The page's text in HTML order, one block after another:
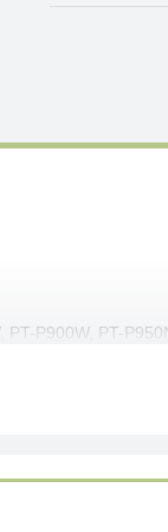
P900W, PT-